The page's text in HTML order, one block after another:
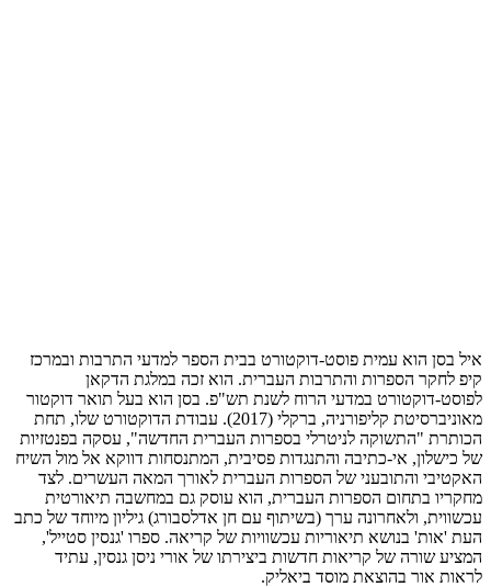
איל בסן הוא עמית פוסט-דוקטורט בבית הספר למדעי התרבות ובמרכז
קיפ לחקר הספרות והתרבות העברית. הוא זכה במלגת הדקאן
לפוסט-דוקטורט במדעי הרוח לשנת תש"פ. בסן הוא בעל תואר דוקטור
מאוניברסיטת קליפורניה, ברקלי (2017). עבודת הדוקטורט שלו, תחת
הכותרת "התשוקה לניטרלי בספרות העברית החדשה", עסקה בפנטזיות
של כישלון, אי-כתיבה והתנגדות פסיבית, המתנסחות דווקא אל מול השיח
האקטיבי והתובעני של הספרות העברית לאורך המאה העשרים. לצד
מחקריו בתחום הספרות העברית, הוא עוסק גם במחשבה תיאורטית
עכשווית, ולאחרונה ערך (בשיתוף עם חן אדלסבורג) גיליון מיוחד של כתב
העת 'אות' בנושא תיאוריות עכשוויות של קריאה. ספרו 'גנסין סטייל',
המציע שורה של קריאות חדשות ביצירתו של אורי ניסן גנסין, עתיד
לראות אור בהוצאת מוסד ביאליק.